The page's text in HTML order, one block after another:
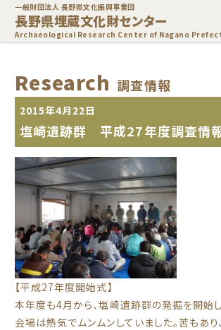
一般財団法人 長野県文化振興事業団
長野県埋蔵文化財センター
Archaeological Research Center of Nagano
Research 調査情報
2015年4月22日
塩崎遺跡群 平成27年度調査情報
【平成27年度開始式】
本年度も4月から、塩崎遺跡群の発掘を開始
会場は熱気でムンムンしていました。苦もあ